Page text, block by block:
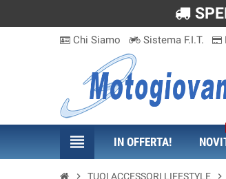
Chi Siamo Sistema F.I.T.
view_headline IN OFFERTA!
chevron_right TUOI ACCESSORI LIFESTYLE chevron_right